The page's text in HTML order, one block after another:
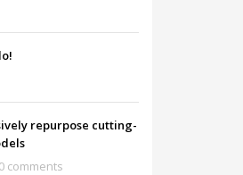
repurpose cutting-
0 comments